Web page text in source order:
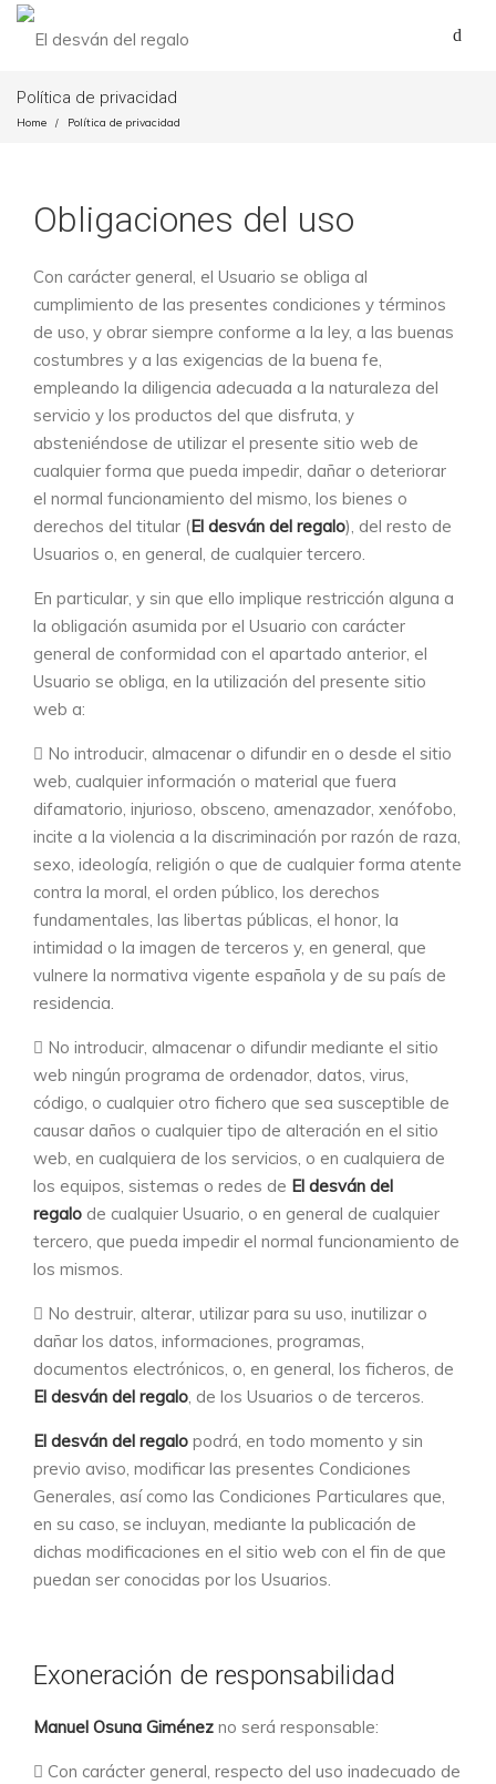
Política de privacidad
Home / Política de privacidad
Obligaciones del uso
Con carácter general, el Usuario se obliga al
cumplimiento de las presentes condiciones y términos
de uso, y obrar siempre conforme a la ley, a las buenas
costumbres y a las exigencias de la buena fe,
empleando la diligencia adecuada a la naturaleza del
servicio y los productos del que disfruta, y
absteniéndose de utilizar el presente sitio web de
cualquier forma que pueda impedir, dañar o deteriorar
el normal funcionamiento del mismo, los bienes o
derechos del titular (El desván del regalo), del resto de
Usuarios o, en general, de cualquier tercero.
En particular, y sin que ello implique restricción alguna a
la obligación asumida por el Usuario con carácter
general de conformidad con el apartado anterior, el
Usuario se obliga, en la utilización del presente sitio
web a:
No introducir, almacenar o difundir en o desde el sitio
web, cualquier información o material que fuera
difamatorio, injurioso, obsceno, amenazador, xenófobo,
incite a la violencia a la discriminación por razón de raza,
sexo, ideología, religión o que de cualquier forma atente
contra la moral, el orden público, los derechos
fundamentales, las libertas públicas, el honor, la
intimidad o la imagen de terceros y, en general, que
vulnere la normativa vigente española y de su país de
residencia.
No introducir, almacenar o difundir mediante el sitio
web ningún programa de ordenador, datos, virus,
código, o cualquier otro fichero que sea susceptible de
causar daños o cualquier tipo de alteración en el sitio
web, en cualquiera de los servicios, o en cualquiera de
los equipos, sistemas o redes de El desván del
regalo de cualquier Usuario, o en general de cualquier
tercero, que pueda impedir el normal funcionamiento de
los mismos.
No destruir, alterar, utilizar para su uso, inutilizar o
dañar los datos, informaciones, programas,
documentos electrónicos, o, en general, los ficheros, de
El desván del regalo, de los Usuarios o de terceros.
El desván del regalo podrá, en todo momento y sin
previo aviso, modificar las presentes Condiciones
Generales, así como las Condiciones Particulares que,
en su caso, se incluyan, mediante la publicación de
dichas modificaciones en el sitio web con el fin de que
puedan ser conocidas por los Usuarios.
Exoneración de responsabilidad
Manuel Osuna Giménez no será responsable:
Con carácter general, respecto del uso inadecuado de